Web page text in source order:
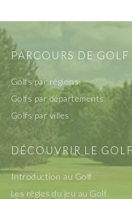
PARCOURS DE GOLF
Golfs par régions
Golfs par départements
Golfs par villes
DÉCOUVRIR LE GOLF
Introduction au Golf
Les rêgles du jeu au Golf